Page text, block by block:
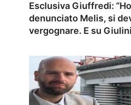
Esclusiva Giuffredi: “Ho
denunciato Melis, si
vergognare. E su